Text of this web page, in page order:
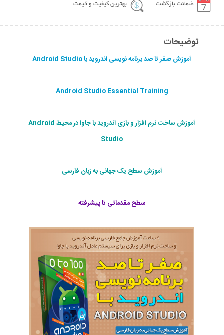
ضمانت بازگشت بهترین کیفیت و قیمت
توضیحات
آموزش صفر تا صد برنامه نویسی اندروید با Android Studio
Android Studio Essential Training
آموزش ساخت نرم افزار و بازی اندروید با جاوا در محیط Android
Studio
آموزش سطح یک جهانی به زبان فارسی
سطح مقدماتی تا پیشرفته